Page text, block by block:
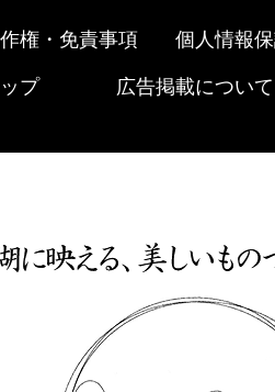
権・免責事項 個人情報
プ 広告掲載について